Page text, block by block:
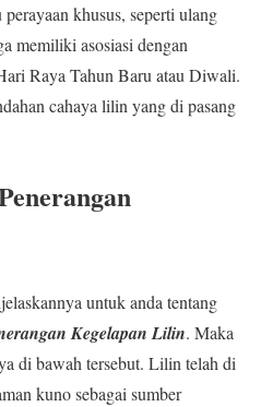
khusus, seperti ulang
memiliki asosiasi dengan
Raya Tahun Baru atau Diwali.
cahaya lilin yang di pasang
untuk anda tentang
Kegelapan Lilin. Maka
di bawah tersebut. Lilin telah di
kuno sebagai sumber